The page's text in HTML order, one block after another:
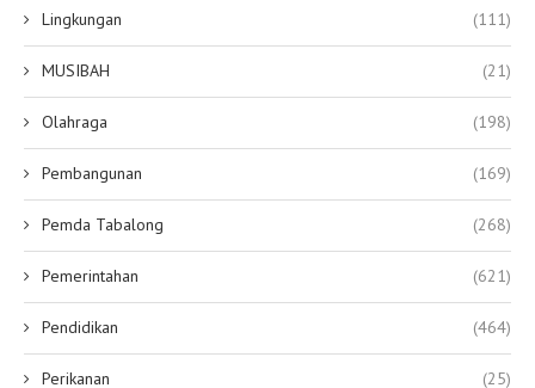
Lingkungan (111)
MUSIBAH (21)
Olahraga (198)
Pembangunan (169)
Pemda Tabalong (268)
Pemerintahan (621)
Pendidikan (464)
Perikanan (25)